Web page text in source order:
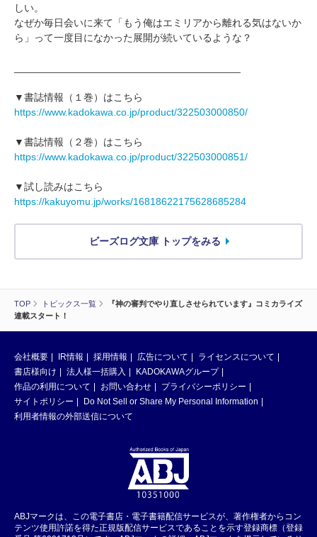
TOP トピックス一覧
『神の審判でやり直しさせられています』コミカライズ
連載スタート！
しい。
なぜか毎日会いに来て「もう俺はエミリアから離れる気はないか
ら」って一度目になかった展開が続いているような？
▼書誌情報（１巻）はこちら
https://www.kadokawa.co.jp/product/322503000850/
▼書誌情報（２巻）はこちら
https://www.kadokawa.co.jp/product/322503000851/
▼試し読みはこちら
https://kakuyomu.jp/works/16818622175628685284
ビーズログ文庫 トップをみる
会社概要 IR情報 採用情報 広告について
ライセンスについて
書店様向け
法人様一括購入
KADOKAWAグループ
作品の利用について
お問い合わせ
プライバシーポリシー
サイトポリシー
Do Not Sell or Share My Personal Information
利用者情報の外部送信について
ABJマークは、この電子書店・電子書籍配信サービスが、著作権者からコン
テンツ使用許諾を得た正規版配信サービスであることを示す登録商標（登録